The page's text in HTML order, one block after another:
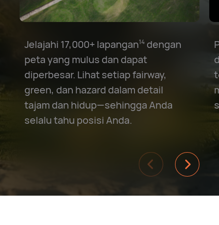
Jelajahi 17,000+ lapangan⁠14dengan
peta yang mulus dan dapat
diperbesar. Lihat setiap fairway,
green, dan hazard dalam detail
tajam dan hidup—sehingga Anda
selalu tahu posisi Anda.